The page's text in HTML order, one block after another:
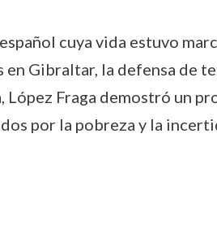
cuya vida estuvo
en Gibraltar, la defensa de
López Fraga demostró un
por la pobreza y la